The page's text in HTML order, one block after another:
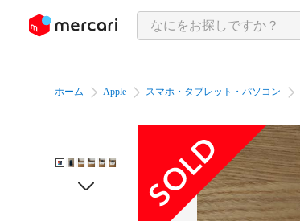
ツにスキップ
ホーム Apple スマホ・タブレット・パソコン